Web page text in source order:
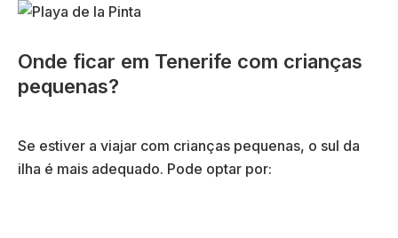
Onde ficar em Tenerife com crianças
pequenas?
Se estiver a viajar com crianças pequenas, o sul da
ilha é mais adequado. Pode optar por: